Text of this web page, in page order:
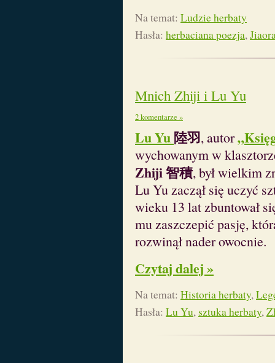
Na temat: Ludzie herbaty
Hasła: herbaciana poezja,
Mnich Zhiji i Lu Yu
2 komentarze »
Lu Yu陸羽, autor
wychowanym w
Zhiji 智積, był wielkim
Lu Yu zaczął się uczyć
wieku 13 lat zbuntował
mu zaszczepić pasję,
rozwinął nader owocnie.
Czytaj dalej »
Na temat: Historia herbaty,
Hasła: Lu Yu, sztuka herbaty,